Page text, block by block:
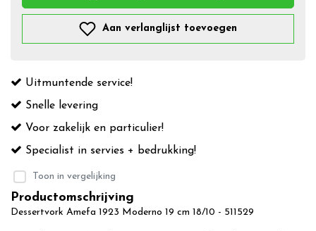
Aan verlanglijst toevoegen
Uitmuntende service!
Snelle levering
Voor zakelijk en particulier!
Specialist in servies + bedrukking!
Toon in vergelijking
Productomschrijving
Dessertvork Amefa 1923 Moderno 19 cm 18/10 - 511529